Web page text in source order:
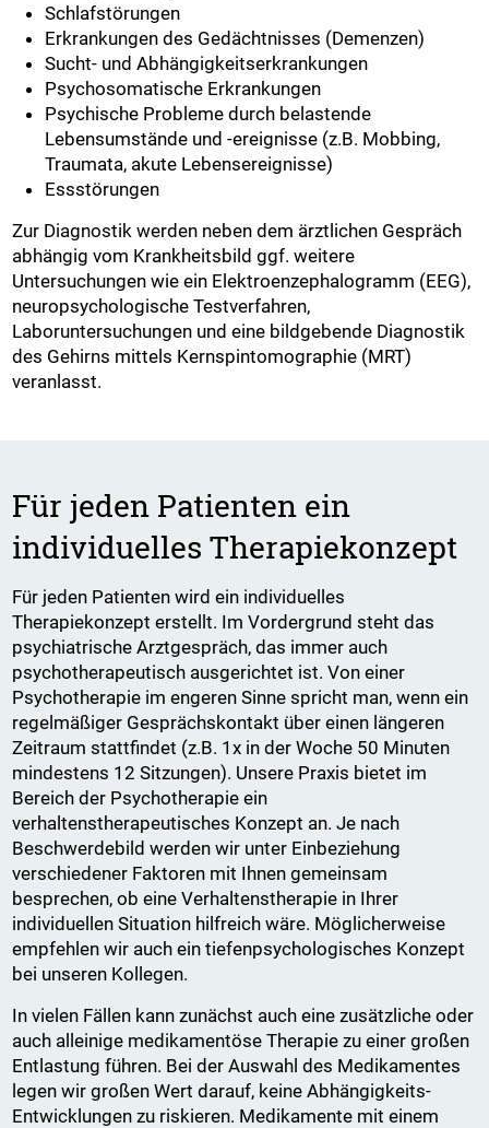
Schlafstörungen
Erkrankungen des Gedächtnisses (Demenzen)
Sucht- und Abhängigkeitserkrankungen
Psychosomatische Erkrankungen
Psychische Probleme durch belastende
Lebensumstände und -ereignisse (z.B. Mobbing,
Traumata, akute Lebensereignisse)
Essstörungen
Zur Diagnostik werden neben dem ärztlichen Gespräch
abhängig vom Krankheitsbild ggf. weitere
Untersuchungen wie ein Elektroenzephalogramm (EEG),
neuropsychologische Testverfahren,
Laboruntersuchungen und eine bildgebende Diagnostik
des Gehirns mittels Kernspintomographie (MRT)
veranlasst.
Für jeden Patienten ein
individuelles Therapiekonzept
Für jeden Patienten wird ein individuelles
Therapiekonzept erstellt. Im Vordergrund steht das
psychiatrische Arztgespräch, das immer auch
psychotherapeutisch ausgerichtet ist. Von einer
Psychotherapie im engeren Sinne spricht man, wenn ein
regelmäßiger Gesprächskontakt über einen längeren
Zeitraum stattfindet (z.B. 1x in der Woche 50 Minuten
mindestens 12 Sitzungen). Unsere Praxis bietet im
Bereich der Psychotherapie ein
verhaltenstherapeutisches Konzept an. Je nach
Beschwerdebild werden wir unter Einbeziehung
verschiedener Faktoren mit Ihnen gemeinsam
besprechen, ob eine Verhaltenstherapie in Ihrer
individuellen Situation hilfreich wäre. Möglicherweise
empfehlen wir auch ein tiefenpsychologisches Konzept
bei unseren Kollegen.
In vielen Fällen kann zunächst auch eine zusätzliche oder
auch alleinige medikamentöse Therapie zu einer großen
Entlastung führen. Bei der Auswahl des Medikamentes
legen wir großen Wert darauf, keine Abhängigkeits-
Entwicklungen zu riskieren. Medikamente mit einem